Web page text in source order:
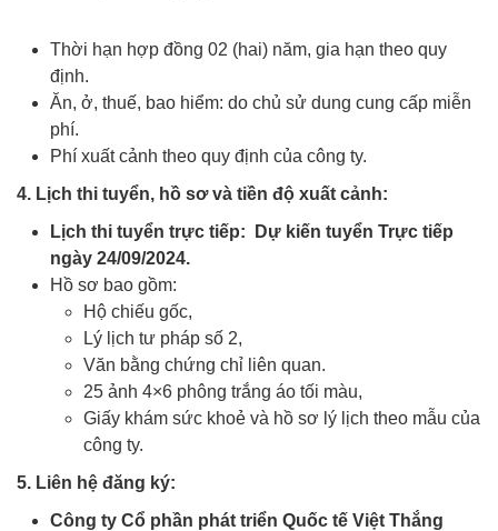
Thời hạn hợp đồng 02 (hai) năm, gia hạn theo quy
định.
Ăn, ở, thuế, bao hiểm: do chủ sử dung cung cấp miễn
phí.
Phí xuất cảnh theo quy định của công ty.
4. Lịch thi tuyển, hồ sơ và tiền độ xuất cảnh:
Lịch thi tuyển trực tiếp: Dự kiến tuyển Trực tiếp
ngày 24/09/2024.
Hồ sơ bao gồm:
Hộ chiếu gốc,
Lý lịch tư pháp số 2,
Văn bằng chứng chỉ liên quan.
25 ảnh 4×6 phông trắng áo tối màu,
Giấy khám sức khoẻ và hồ sơ lý lịch theo mẫu của
công ty.
5. Liên hệ đăng ký:
Công ty Cổ phần phát triển Quốc tế Việt Thắng